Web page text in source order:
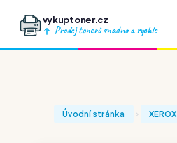
vykuptoner.cz
Prodej tonerů snadno a rychle
Úvodní stránka XEROX